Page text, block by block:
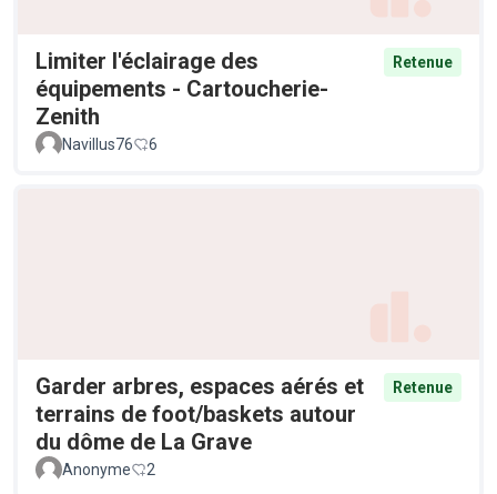
Limiter l'éclairage des
équipements - Cartoucherie-
Zenith
Retenue
Navillus76 6
Garder arbres, espaces aérés et
terrains de foot/baskets autour
du dôme de La Grave
Retenue
Anonyme 2